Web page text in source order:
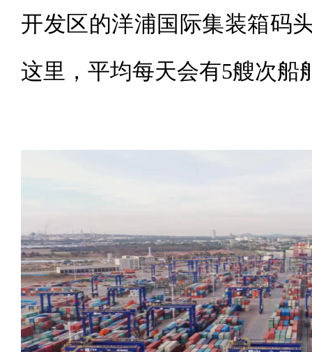
开发区的洋浦国际集装箱码
这里，平均每天会有5艘次船